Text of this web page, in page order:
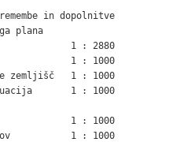
in dopolnitve
plana
1 : 2880
1 : 1000
zemljišč   1 : 1000
1 : 1000
1 : 1000
1 : 1000